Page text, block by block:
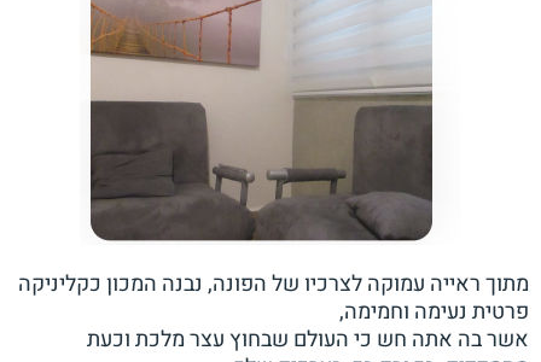
מתוך ראייה עמוקה לצרכיו של הפונה, נבנה המכון כקליניקה
פרטית נעימה וחמימה,
אשר בה אתה חש כי העולם שבחוץ עצר מלכת וכעת